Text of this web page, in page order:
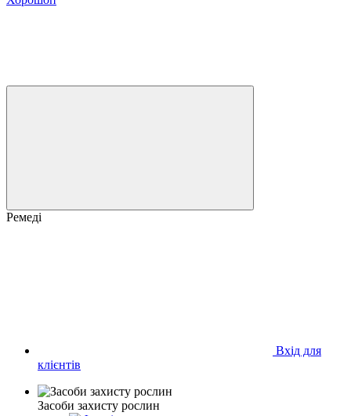
Ремеді
Вхід для
клієнтів
Засоби захисту рослин